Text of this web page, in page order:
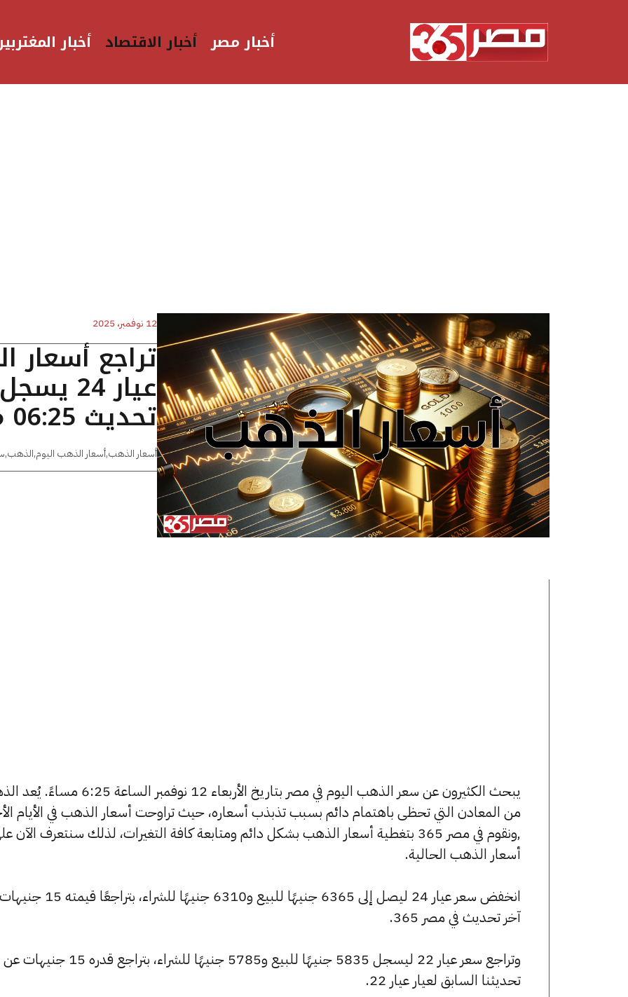
أخبار مصر أخبار الاقتصاد أخبار
12 نوفمبر، 2025
تراجع
تحديث 06:25 مساءًا
أسعار الذهب,أسعار الذهب اليوم,الذهب,
يبحث الكثيرون عن سعر الذهب اليوم في مصر بتاريخ الأربعاء 12 نوفمبر
من المعادن التي تحظى باهتمام دائم بسبب تذبذب أسعاره، حيث تراوحت أسعار الذهب في الأيام
,ونقوم في مصر 365 بتغطية أسعار الذهب بشكل دائم ومتابعة كافة التغيرات، لذلك سنتعرف الآن
أسعار الذهب الحالية.
انخفض سعر عيار 24 ليصل إلى 6365 جنيهًا للبيع و6310
آخر تحديث في مصر 365.
وتراجع سعر عيار 22 ليسجل 5835 جنيهًا للبيع و5785 جنيهًا للشراء، بتراجع قدره 15 جنيهات عن
تحديثنا السابق لعيار عيار 22.